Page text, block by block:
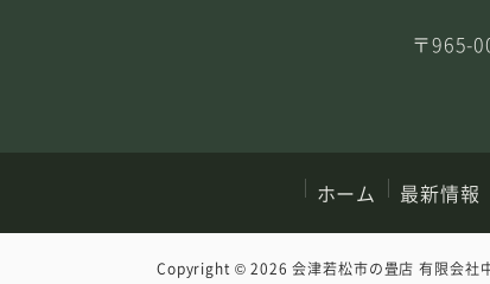
〒965-
ホーム 最新情報
Copyright © 2026会津若松市の畳店 有限会社